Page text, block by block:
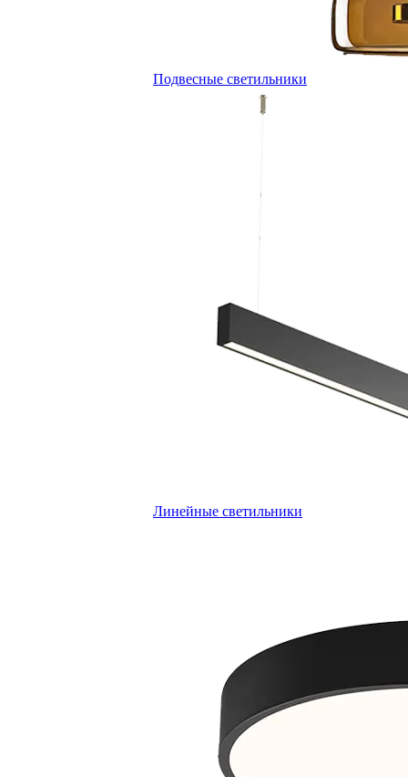
Подвесные светильники
Линейные светильники